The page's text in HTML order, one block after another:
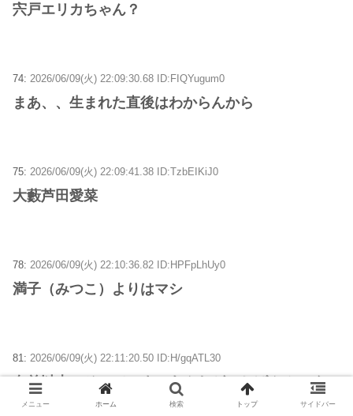
宍戸エリカちゃん？
74: 2026/06/09(火) 22:09:30.68 ID:FIQYugum0
まあ、、生まれた直後はわからんから
75: 2026/06/09(火) 22:09:41.38 ID:TzbEIKiJ0
大藪芦田愛菜
78: 2026/06/09(火) 22:10:36.82 ID:HPFpLhUy0
満子（みつこ）よりはマシ
81: 2026/06/09(火) 22:11:20.50 ID:H/gqATL30
名前以上にそこでいまのあんたがいちばんみにくい
ぜ。
メニュー ホーム 検索 トップ サイドバー